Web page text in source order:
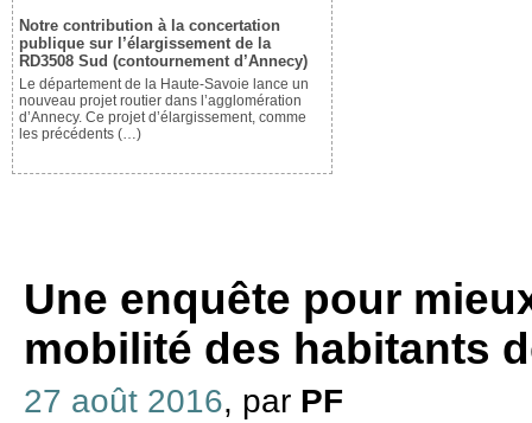
Notre contribution à la concertation
publique sur l’élargissement de la
RD3508 Sud (contournement d’Annecy)
Le département de la Haute-Savoie lance un
nouveau projet routier dans l’agglomération
d’Annecy. Ce projet d’élargissement, comme
les précédents (…)
Une enquête pour
mobilité des habitants
27 août 2016, par PF